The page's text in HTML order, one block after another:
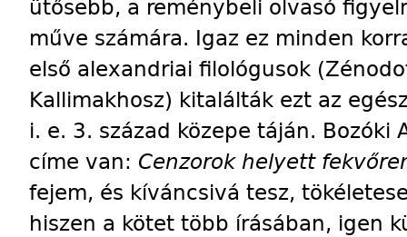
ütősebb, a reménybeli olvasó
műve számára. Igaz ez minden
első alexandriai filológusok
Kallimakhosz) kitalálták ezt az
i. e. 3. század közepe táján.
címe van: Cenzorok helyett
fejem, és kíváncsivá tesz,
hiszen a kötet több írásában, igen